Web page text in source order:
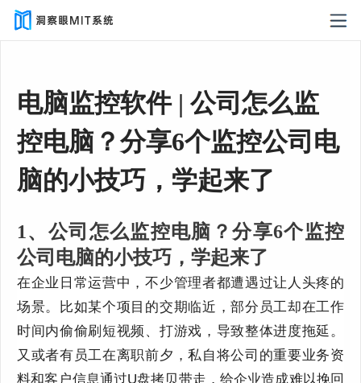
电脑监控软件 | 公司怎么监
控电脑？分享6个监控公司电
脑的小技巧，学起来了
1、公司怎么监控电脑？分享6个监控
公司电脑的小技巧，学起来了
在企业日常运营中，不少管理者都遭遇过让人头疼的
场景。比如某个项目的交期临近，部分员工却在工作
时间内偷偷刷短视频、打游戏，导致整体进度拖延。
又或者有员工在离职前夕，私自将公司的重要业务资
料和客户信息通过U盘拷贝带走，给企业造成难以挽回